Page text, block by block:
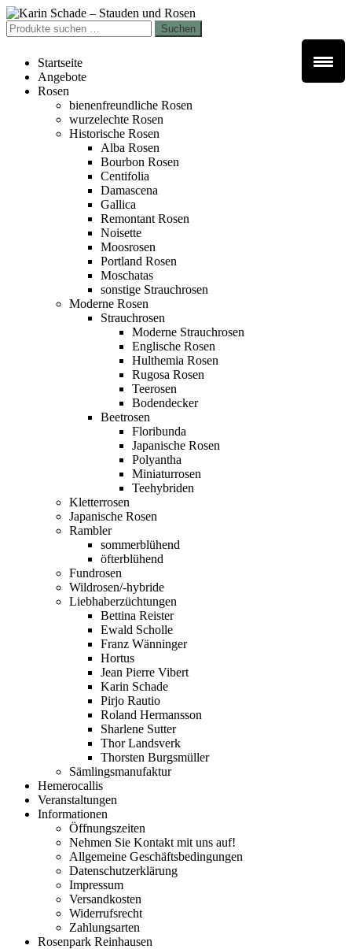
Zur
Navigation
springen
Zum
Inhalt
springen
Suchen
nach:
Suchen
Startseite
Angebote
Rosen
bienenfreundliche Rosen
wurzelechte Rosen
Historische Rosen
Alba Rosen
Bourbon Rosen
Centifolia
Damascena
Gallica
Remontant Rosen
Noisette
Moosrosen
Portland Rosen
Moschatas
sonstige Strauchrosen
Moderne Rosen
Strauchrosen
Moderne Strauchrosen
Englische Rosen
Hulthemia Rosen
Rugosa Rosen
Teerosen
Bodendecker
Beetrosen
Floribunda
Japanische Rosen
Polyantha
Miniaturrosen
Teehybriden
Kletterrosen
Japanische Rosen
Rambler
sommerblühend
öfterblühend
Fundrosen
Wildrosen/-hybride
Liebhaberzüchtungen
Bettina Reister
Ewald Scholle
Franz Wänninger
Hortus
Jean Pierre Vibert
Karin Schade
Pirjo Rautio
Roland Hermansson
Sharlene Sutter
Thor Landsverk
Thorsten Burgsmüller
Sämlingsmanufaktur
Hemerocallis
Veranstaltungen
Informationen
Öffnungszeiten
Nehmen Sie Kontakt mit uns auf!
Allgemeine Geschäftsbedingungen
Datenschutzerklärung
Impressum
Versandkosten
Widerrufsrecht
Zahlungsarten
Rosenpark Reinhausen